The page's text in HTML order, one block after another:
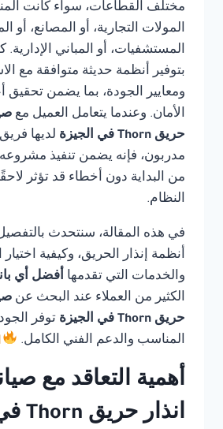
مختلف القطاعات، سواء كانت
المولات التجارية، أو المصانع، أو
المستشفيات، أو المباني الإدارية.
بتوفير أنظمة حديثة متوافقة مع
ومعايير الجودة، بما يضمن
الأمان. وعندما يتعامل العميل مع
حريق Thorn في الجيزة
لديها
مدربون، فإنه يضمن تنفيذ
من البداية دون أخطاء قد تؤثر
النظام.
في هذه المقالة، سنتحدث
أنظمة إنذار الحريق، وكيفية
والخدمات التي تقدمها أفضل أي
الكثير من العملاء عند البحث عن
حريق Thorn في الجيزة
توفر
المناسب والدعم الفني الكامل.
أهمية التعاقد مع
انذار حريق Thorn في الجيزة